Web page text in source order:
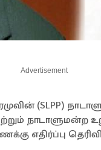
Advertisement
(SLPP)
மற்றும்
எதிர்ப்பு